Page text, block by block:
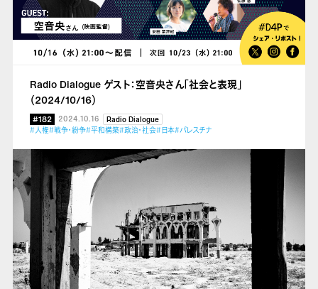
Radio Dialogue ゲスト：空音央さん「社会と表現」
（2024/10/16）
#182 2024.10.16
Radio Dialogue
#人権#戦争・紛争#平和構築#政治・社会#日本#パレスチナ